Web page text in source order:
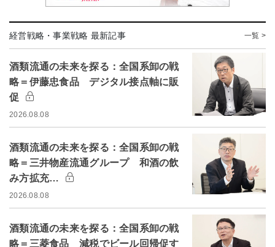
経営戦略・事業戦略 最新記事 一覧 >
酒類流通の未来を探る：全国系卸の戦
略＝伊藤忠食品 デジタル接点軸に販
促
2026.08.08
酒類流通の未来を探る：全国系卸の戦
略＝三井物産流通グループ 和酒の飲
み方拡充…
2026.08.08
酒類流通の未来を探る：全国系卸の戦
略＝三菱食品 減税でビール回帰促す